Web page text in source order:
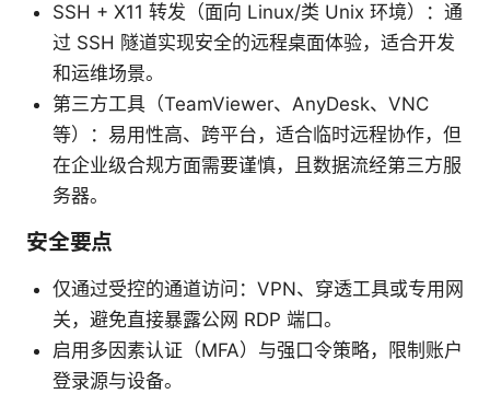
SSH + X11 转发（面向 Linux/类 Unix 环境）：通
过 SSH 隧道实现安全的远程桌面体验，适合开发
和运维场景。
第三方工具（TeamViewer、AnyDesk、VNC
等）：易用性高、跨平台，适合临时远程协作，但
在企业级合规方面需要谨慎，且数据流经第三方服
务器。
安全要点
仅通过受控的通道访问：VPN、穿透工具或专用网
关，避免直接暴露公网 RDP 端口。
启用多因素认证（MFA）与强口令策略，限制账户
登录源与设备。